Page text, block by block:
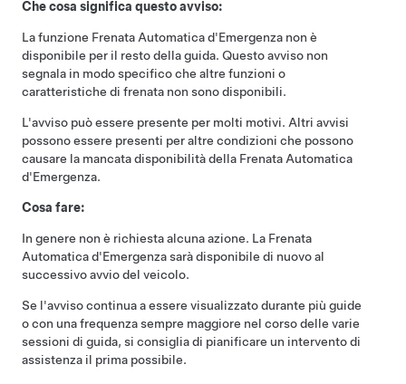
Che cosa significa questo avviso:
La funzione Frenata Automatica d'Emergenza non è
disponibile per il resto della guida. Questo avviso non
segnala in modo specifico che altre funzioni o
caratteristiche di frenata non sono disponibili.
L'avviso può essere presente per molti motivi. Altri avvisi
possono essere presenti per altre condizioni che possono
causare la mancata disponibilità della Frenata Automatica
d'Emergenza.
Cosa fare:
In genere non è richiesta alcuna azione. La Frenata
Automatica d'Emergenza sarà disponibile di nuovo al
successivo avvio del veicolo.
Se l'avviso continua a essere visualizzato durante più guide
o con una frequenza sempre maggiore nel corso delle varie
sessioni di guida, si consiglia di pianificare un intervento di
assistenza il prima possibile.